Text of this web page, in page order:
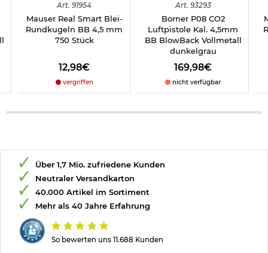
Art. 91954
Mauser Real Smart Blei-
Rundkugeln BB 4,5 mm
750 Stück
12,98€
vergriffen
Art. 93293
Borner P08 CO2
Luftpistole Kal. 4,5mm
BB BlowBack Vollmetall
dunkelgrau
169,98€
nicht verfügbar
So bewerten uns 11.688 Kunden
Über 1,7 Mio. zufriedene Kunden
Neutraler Versandkarton
40.000 Artikel im Sortiment
Mehr als 40 Jahre Erfahrung